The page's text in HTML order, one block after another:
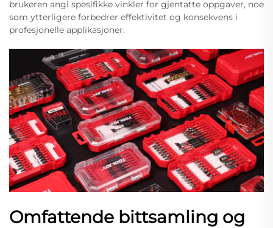
brukeren angi spesifikke vinkler for gjentatte oppgaver, noe
som ytterligere forbedrer effektivitet og konsekvens i
profesjonelle applikasjoner.
Omfattende bittsamling og